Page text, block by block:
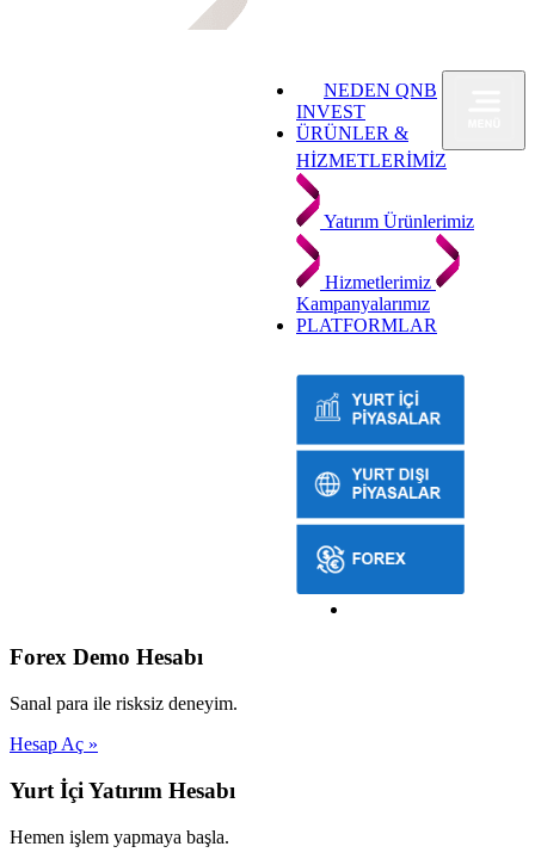
NEDEN QNB
INVEST
ÜRÜNLER &
HİZMETLERİMİZ
Yatırım Ürünlerimiz
Hizmetlerimiz
Kampanyalarımız
PLATFORMLAR
Forex Demo Hesabı
Sanal para ile risksiz deneyim.
Hesap Aç »
Yurt İçi Yatırım Hesabı
Hemen işlem yapmaya başla.